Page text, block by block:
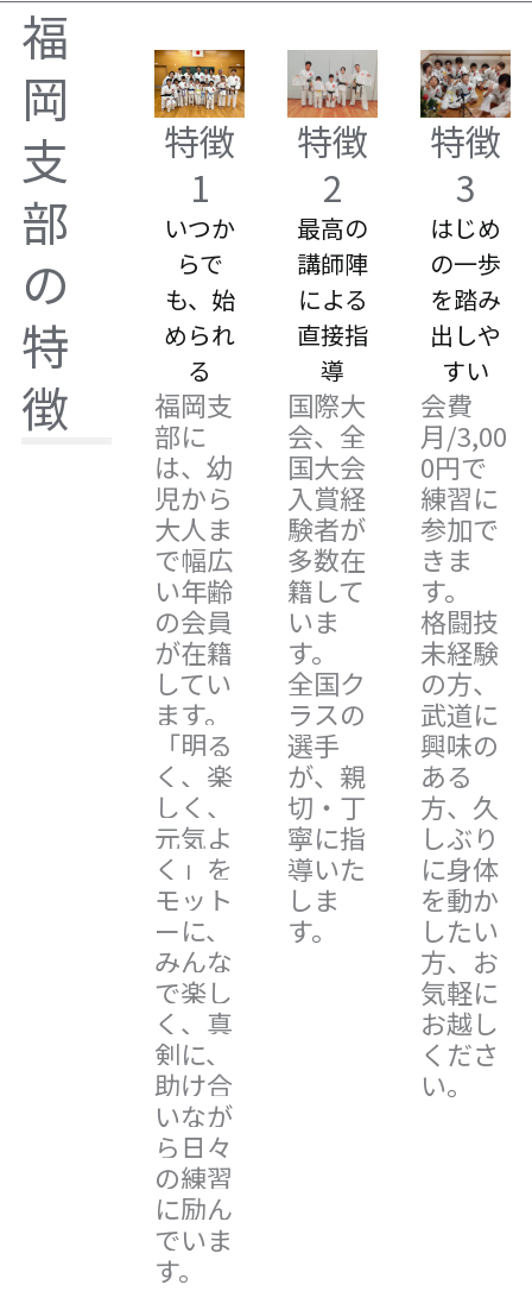
福
岡
支
部
の
特
徴
特徴
1
いつか
らで
も、始
められ
る
福岡支
部に
は、幼
児から
大人ま
で幅広
い年齢
の会員
が在籍
してい
ます。
「明る
く、楽
しく、
元気よ
く」を
モット
ーに、
みんな
で楽し
く、真
剣に、
助け合
いなが
ら日々
の練習
に励ん
でいま
す。
特徴
2
最高の
講師陣
による
直接指
導
国際大
会、全
国大会
入賞経
験者が
多数在
籍して
いま
す。
全国ク
ラスの
選手
が、親
切・丁
寧に指
導いた
しま
す。
特徴
3
はじめ
の一歩
を踏み
出しや
すい
会費
月/3,00
0円で
練習に
参加で
きま
す。
格闘技
未経験
の方、
武道に
興味の
ある
方、久
しぶり
に身体
を動か
したい
方、お
気軽に
お越し
くださ
い。